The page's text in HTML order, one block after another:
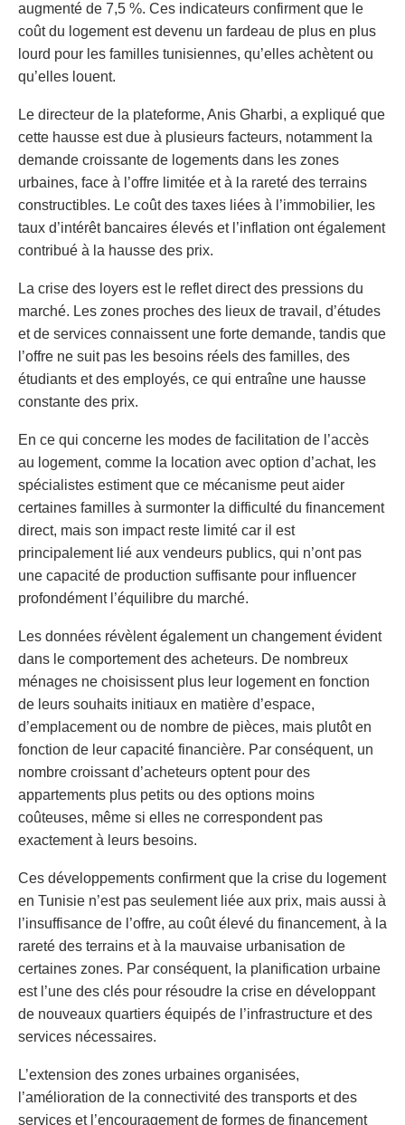
augmenté de 7,5 %. Ces indicateurs confirment que le
coût du logement est devenu un fardeau de plus en plus
lourd pour les familles tunisiennes, qu’elles achètent ou
qu’elles louent.
Le directeur de la plateforme, Anis Gharbi, a expliqué que
cette hausse est due à plusieurs facteurs, notamment la
demande croissante de logements dans les zones
urbaines, face à l’offre limitée et à la rareté des terrains
constructibles. Le coût des taxes liées à l’immobilier, les
taux d’intérêt bancaires élevés et l’inflation ont également
contribué à la hausse des prix.
La crise des loyers est le reflet direct des pressions du
marché. Les zones proches des lieux de travail, d’études
et de services connaissent une forte demande, tandis que
l’offre ne suit pas les besoins réels des familles, des
étudiants et des employés, ce qui entraîne une hausse
constante des prix.
En ce qui concerne les modes de facilitation de l’accès
au logement, comme la location avec option d’achat, les
spécialistes estiment que ce mécanisme peut aider
certaines familles à surmonter la difficulté du financement
direct, mais son impact reste limité car il est
principalement lié aux vendeurs publics, qui n’ont pas
une capacité de production suffisante pour influencer
profondément l’équilibre du marché.
Les données révèlent également un changement évident
dans le comportement des acheteurs. De nombreux
ménages ne choisissent plus leur logement en fonction
de leurs souhaits initiaux en matière d’espace,
d’emplacement ou de nombre de pièces, mais plutôt en
fonction de leur capacité financière. Par conséquent, un
nombre croissant d’acheteurs optent pour des
appartements plus petits ou des options moins
coûteuses, même si elles ne correspondent pas
exactement à leurs besoins.
Ces développements confirment que la crise du logement
en Tunisie n’est pas seulement liée aux prix, mais aussi à
l’insuffisance de l’offre, au coût élevé du financement, à la
rareté des terrains et à la mauvaise urbanisation de
certaines zones. Par conséquent, la planification urbaine
est l’une des clés pour résoudre la crise en développant
de nouveaux quartiers équipés de l’infrastructure et des
services nécessaires.
L’extension des zones urbaines organisées,
l’amélioration de la connectivité des transports et des
services et l’encouragement de formes de financement